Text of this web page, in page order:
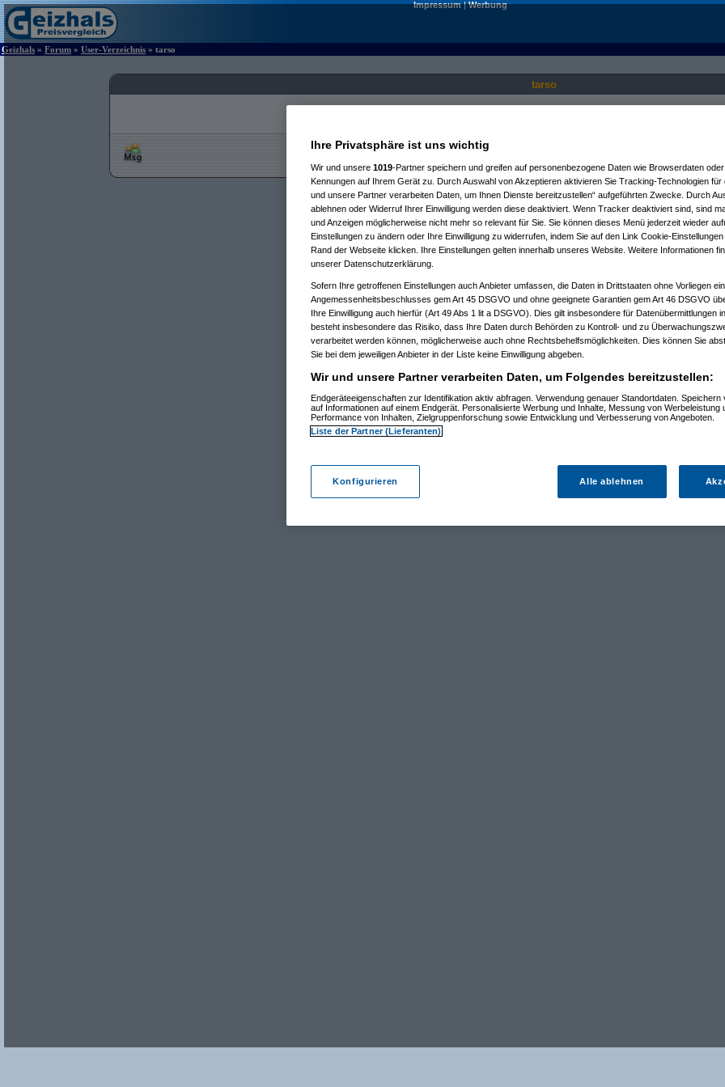
Impressum|Werbung
Geizhals » Forum » User-Verzeichnis » tarso
tarso
Ihre Privatsphäre ist uns wichtig
Wir und unsere 1019-Partner speichern und greifen auf personenbezogene Daten wie Browserdaten
Kennungen auf Ihrem Gerät zu. Durch Auswahl von Akzeptieren aktivieren Sie Tracking-Technologien für
und unsere Partner verarbeiten Daten, um Ihnen Dienste bereitzustellen“ aufgeführten Zwecke. Durch
ablehnen oder Widerruf Ihrer Einwilligung werden diese deaktiviert. Wenn Tracker deaktiviert sind, sind
und Anzeigen möglicherweise nicht mehr so relevant für Sie. Sie können dieses Menü jederzeit wieder
Einstellungen zu ändern oder Ihre Einwilligung zu widerrufen, indem Sie auf den Link Cookie-
Rand der Webseite klicken. Ihre Einstellungen gelten innerhalb unseres Website. Weitere Informationen
unserer Datenschutzerklärung.
Sofern Ihre getroffenen Einstellungen auch Anbieter umfassen, die Daten in Drittstaaten ohne Vorliegen
Angemessenheitsbeschlusses gem Art 45 DSGVO und ohne geeignete Garantien gem Art 46 DSGVO
Ihre Einwilligung auch hierfür (Art 49 Abs 1 lit a DSGVO). Dies gilt insbesondere für Datenübermittlungen
besteht insbesondere das Risiko, dass Ihre Daten durch Behörden zu Kontroll- und zu
verarbeitet werden können, möglicherweise auch ohne Rechtsbehelfsmöglichkeiten. Dies können Sie
Sie bei dem jeweiligen Anbieter in der Liste keine Einwilligung abgeben.
Wir und unsere Partner verarbeiten Daten, um Folgendes bereitzustellen:
Endgeräteeigenschaften zur Identifikation aktiv abfragen. Verwendung genauer Standortdaten. Speichern
auf Informationen auf einem Endgerät. Personalisierte Werbung und Inhalte, Messung von Werbeleistung
Performance von Inhalten, Zielgruppenforschung sowie Entwicklung und Verbesserung von Angeboten.
Liste der Partner (Lieferanten)
Konfigurieren Alle ablehnen